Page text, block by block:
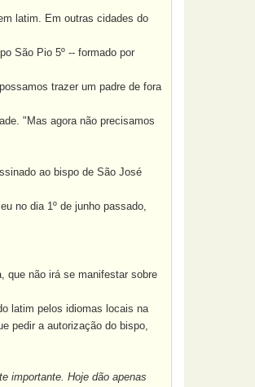
latim. Em outras cidades do
São Pio 5º -- formado por
trazer um padre de fora
"Mas agora não precisamos
ao bispo de São José
no dia 1º de junho passado,
que não irá se manifestar sobre
latim pelos idiomas locais na
pedir a autorização do bispo,
importante. Hoje dão apenas